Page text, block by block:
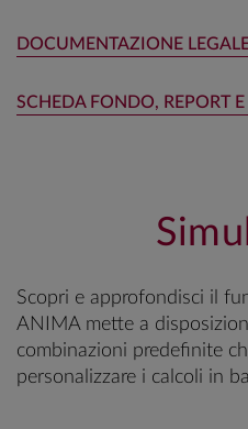
DOCUMENTAZIONE
SCHEDA FONDO, REPORT
Scopri e approfondisci il
ANIMA mette a
combinazioni predefinite
personalizzare i calcoli in